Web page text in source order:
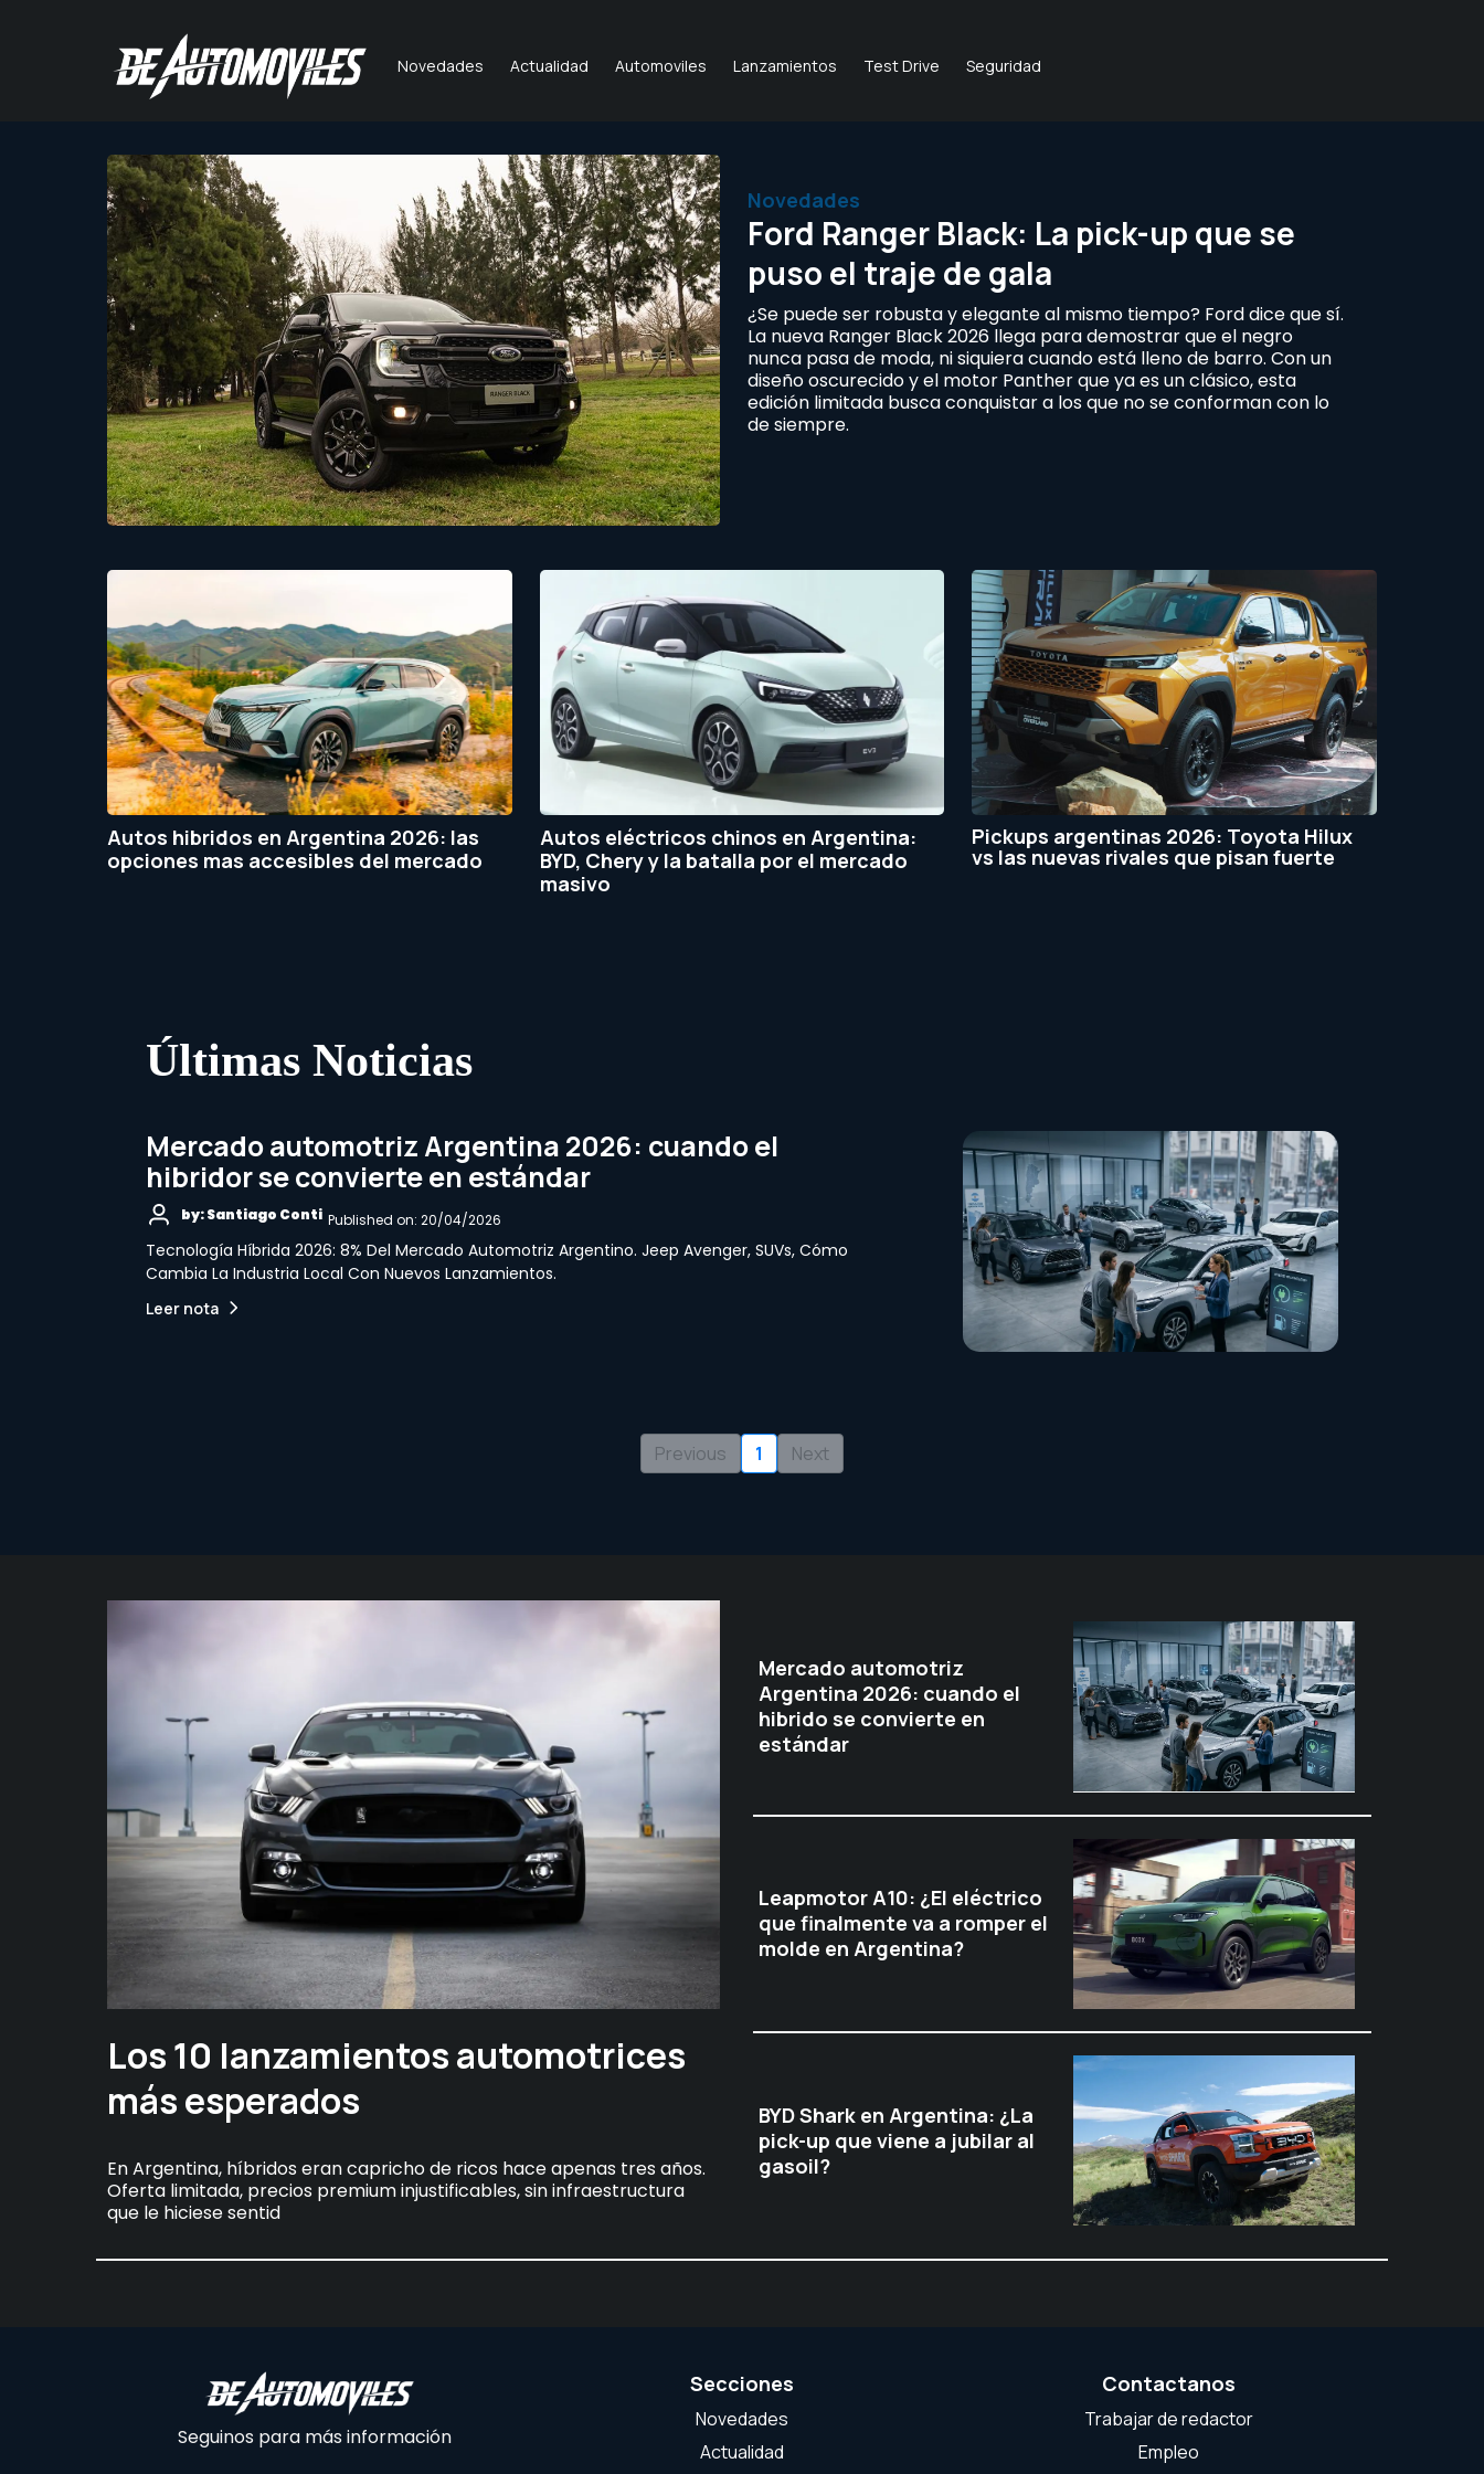
Novedades Actualidad Automoviles Lanzamientos Test Drive Seguridad
Novedades
Ford Ranger Black: La pick-up que se
puso el traje de gala
¿Se puede ser robusta y elegante al mismo tiempo? Ford dice que sí.
La nueva Ranger Black 2026 llega para demostrar que el negro
nunca pasa de moda, ni siquiera cuando está lleno de barro. Con un
diseño oscurecido y el motor Panther que ya es un clásico, esta
edición limitada busca conquistar a los que no se conforman con lo
de siempre.
Autos hibridos en Argentina 2026: las
opciones mas accesibles del mercado
Autos eléctricos chinos en Argentina:
BYD, Chery y la batalla por el mercado
masivo
Pickups argentinas 2026: Toyota Hilux
vs las nuevas rivales que pisan fuerte
Últimas Noticias
Mercado automotriz Argentina 2026: cuando el
hibridor se convierte en estándar
by: Santiago Conti Published on: 20/04/2026
Tecnología Híbrida 2026: 8% Del Mercado Automotriz Argentino. Jeep Avenger, SUVs, Cómo
Cambia La Industria Local Con Nuevos Lanzamientos.
Leer nota
Previous 1 Next
Los 10 lanzamientos automotrices
más esperados
En Argentina, híbridos eran capricho de ricos hace apenas tres años.
Oferta limitada, precios premium injustificables, sin infraestructura
que le hiciese sentid
Mercado automotriz
Argentina 2026: cuando el
hibrido se convierte en
estándar
Leapmotor A10: ¿El eléctrico
que finalmente va a romper el
molde en Argentina?
BYD Shark en Argentina: ¿La
pick-up que viene a jubilar al
gasoil?
Seguinos para más información
Secciones
Novedades
Actualidad
Contactanos
Trabajar de redactor
Empleo